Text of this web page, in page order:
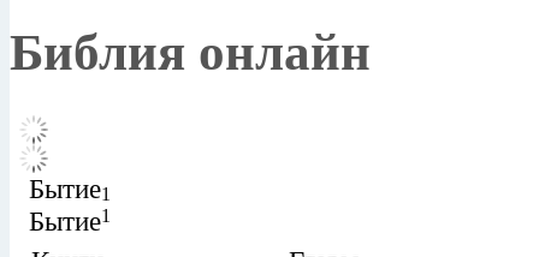
Библия онлайн